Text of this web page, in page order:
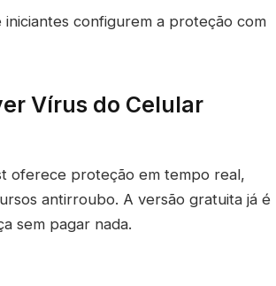
configurem a proteção com
Vírus do Celular
oferece proteção em tempo real,
antirroubo. A versão gratuita já é
sem pagar nada.